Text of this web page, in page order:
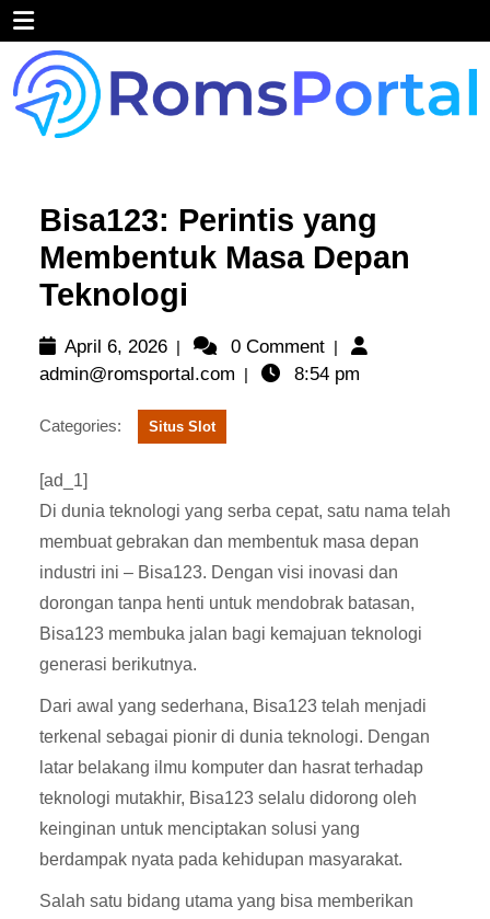
Skip
content
Open
Menu
Bisa123: Perintis yang
Membentuk Masa Depan
Teknologi
April 6, 2026April
6,
| 0 Comment |
admin@romsportal.com admin@romsportal.com
| 8:54 pm
Categories: Situs Slot
[ad_1]
Di dunia teknologi yang serba cepat, satu nama telah
membuat gebrakan dan membentuk masa depan
industri ini – Bisa123. Dengan visi inovasi dan
dorongan tanpa henti untuk mendobrak batasan,
Bisa123 membuka jalan bagi kemajuan teknologi
generasi berikutnya.
Dari awal yang sederhana, Bisa123 telah menjadi
terkenal sebagai pionir di dunia teknologi. Dengan
latar belakang ilmu komputer dan hasrat terhadap
teknologi mutakhir, Bisa123 selalu didorong oleh
keinginan untuk menciptakan solusi yang
berdampak nyata pada kehidupan masyarakat.
Salah satu bidang utama yang bisa memberikan